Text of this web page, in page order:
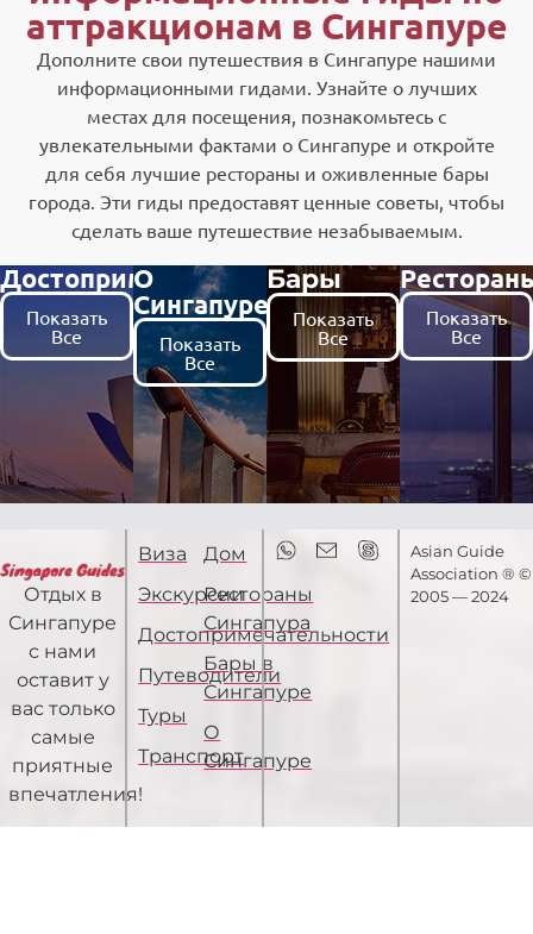
аттракционам в Сингапуре
Дополните свои путешествия в Сингапуре нашими
информационными гидами. Узнайте о лучших
местах для посещения, познакомьтесь с
увлекательными фактами о Сингапуре и откройте
для себя лучшие рестораны и оживленные бары
города. Эти гиды предоставят ценные советы, чтобы
сделать ваше путешествие незабываемым.
Достопримечательности
Показать
Все
О
Сингапуре
Показать
Все
Бары
Показать
Все
Показать
Все
Отдых в
Сингапуре
с нами
оставит у
вас только
самые
приятные
впечатления!
Виза
Экскурсии
Достопримечательности
Путеводители
Туры
Транспорт
Дом
Рестораны
Сингапура
Бары в
Сингапуре
О
Сингапуре
Asian Guide
Association ® ©
2005 — 2024